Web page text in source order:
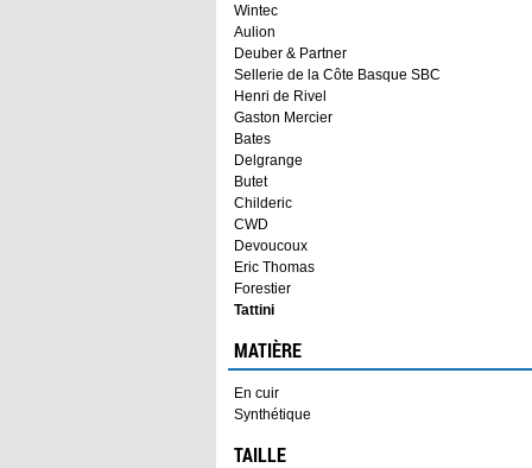
Wintec
Aulion
Deuber & Partner
Sellerie de la Côte Basque SBC
Henri de Rivel
Gaston Mercier
Bates
Delgrange
Butet
Childeric
CWD
Devoucoux
Eric Thomas
Forestier
Tattini
MATIÈRE
En cuir
Synthétique
TAILLE